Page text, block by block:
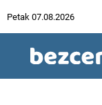
Petak 07.08.2026